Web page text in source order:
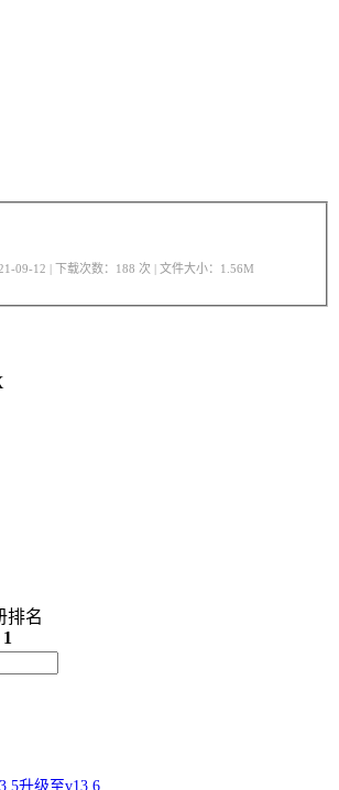
· 上传时间：2021-09-12 | 下载次数：188 次 | 文件大小：1.56M
排名
1
升级至v13.6